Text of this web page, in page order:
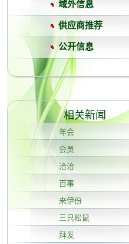
域外信息
供应商推荐
公开信息
相关新闻
年会
会员
洽洽
百事
来伊份
三只松鼠
拜发